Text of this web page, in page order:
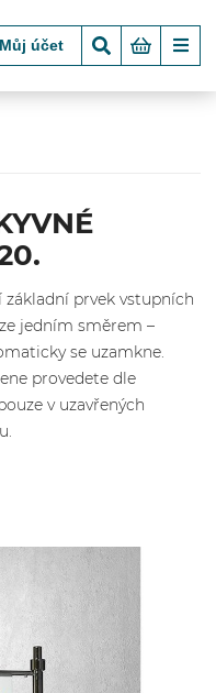
Můj účet
prvek vstupních
jedním směrem –
se uzamkne.
provedete dle
v uzavřených